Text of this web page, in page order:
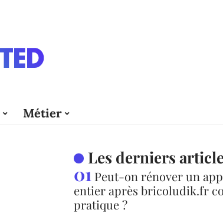
Métier
Les derniers
Peut-on rénover un
entier après bricoludik.fr
pratique ?